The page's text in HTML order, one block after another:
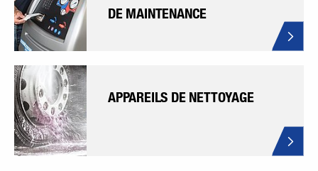
DE MAINTENANCE
APPAREILS DE NETTOYAGE